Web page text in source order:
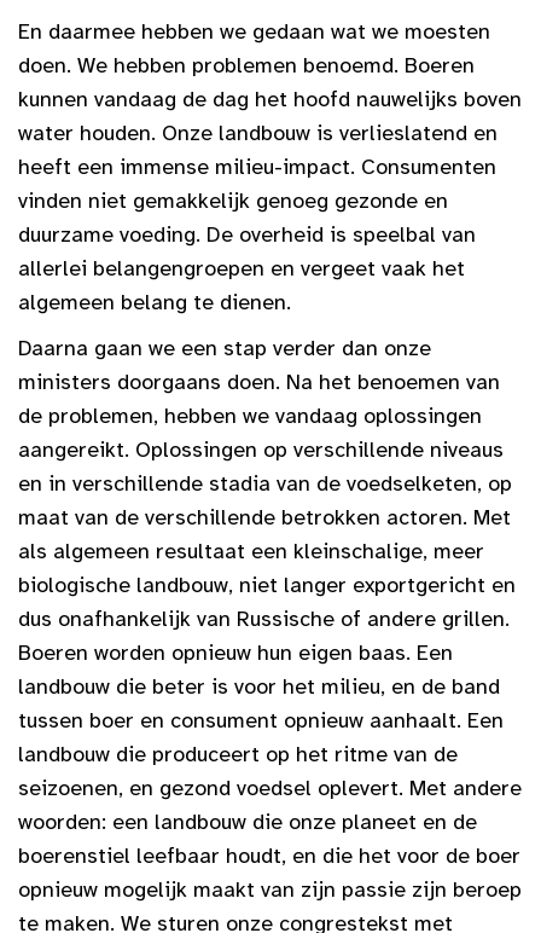
En daarmee hebben we gedaan wat we moesten
doen. We hebben problemen benoemd. Boeren
kunnen vandaag de dag het hoofd nauwelijks boven
water houden. Onze landbouw is verlieslatend en
heeft een immense milieu-impact. Consumenten
vinden niet gemakkelijk genoeg gezonde en
duurzame voeding. De overheid is speelbal van
allerlei belangengroepen en vergeet vaak het
algemeen belang te dienen.
Daarna gaan we een stap verder dan onze
ministers doorgaans doen. Na het benoemen van
de problemen, hebben we vandaag oplossingen
aangereikt. Oplossingen op verschillende niveaus
en in verschillende stadia van de voedselketen, op
maat van de verschillende betrokken actoren. Met
als algemeen resultaat een kleinschalige, meer
biologische landbouw, niet langer exportgericht en
dus onafhankelijk van Russische of andere grillen.
Boeren worden opnieuw hun eigen baas. Een
landbouw die beter is voor het milieu, en de band
tussen boer en consument opnieuw aanhaalt. Een
landbouw die produceert op het ritme van de
seizoenen, en gezond voedsel oplevert. Met andere
woorden: een landbouw die onze planeet en de
boerenstiel leefbaar houdt, en die het voor de boer
opnieuw mogelijk maakt van zijn passie zijn beroep
te maken. We sturen onze congrestekst met